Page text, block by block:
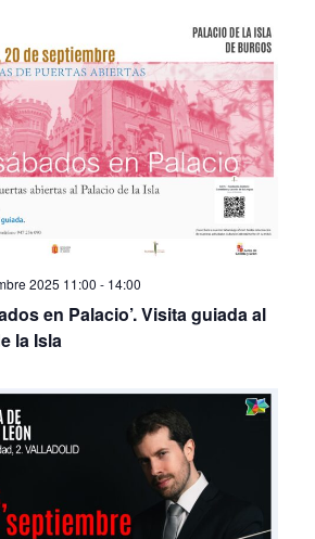
2025 11:00 - 14:00
en Palacio’. Visita guiada al
la Isla